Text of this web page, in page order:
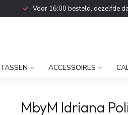
Voor 16:00 besteld, dezelfde
TASSEN ACCESSOIRES
MbyM Idriana